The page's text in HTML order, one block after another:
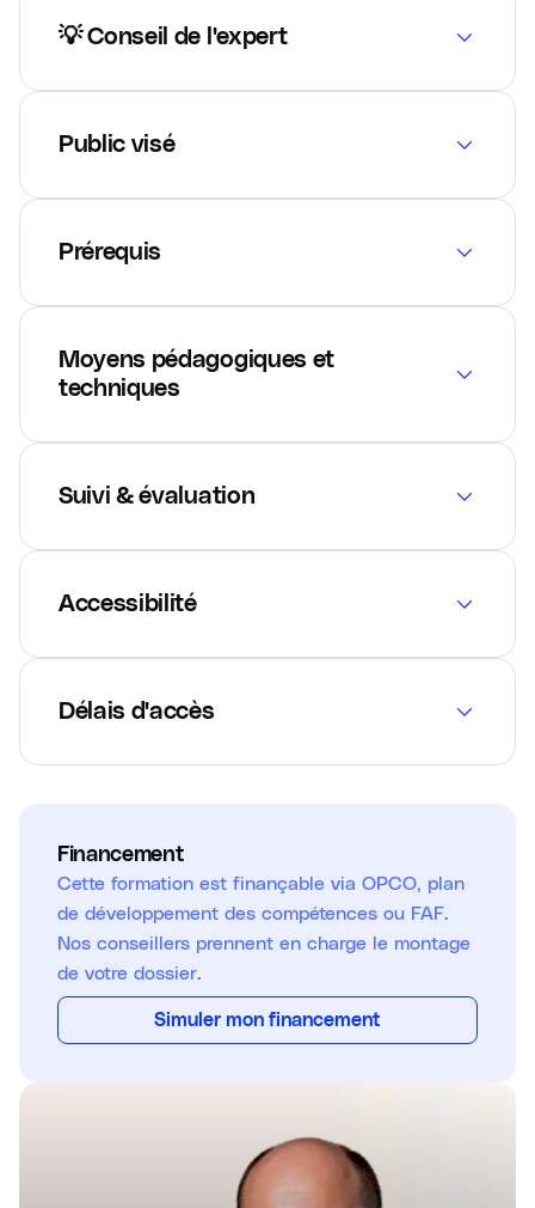
💡 Conseil de l'expert
Public visé
Prérequis
Moyens pédagogiques et
techniques
Suivi & évaluation
Accessibilité
Délais d'accès
Financement
Cette formation est finançable via OPCO, plan
de développement des compétences ou FAF.
Nos conseillers prennent en charge le montage
de votre dossier.
Simuler mon financement